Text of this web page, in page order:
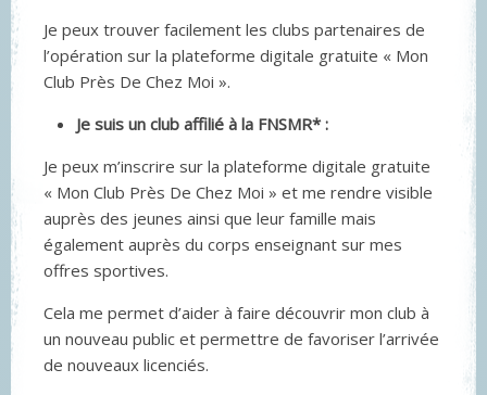
Je peux trouver facilement les clubs partenaires de
l’opération sur la plateforme digitale gratuite « Mon
Club Près De Chez Moi ».
Je suis un club affilié à la FNSMR* :
Je peux m’inscrire sur la plateforme digitale gratuite
« Mon Club Près De Chez Moi » et me rendre visible
auprès des jeunes ainsi que leur famille mais
également auprès du corps enseignant sur mes
offres sportives.
Cela me permet d’aider à faire découvrir mon club à
un nouveau public et permettre de favoriser l’arrivée
de nouveaux licenciés.